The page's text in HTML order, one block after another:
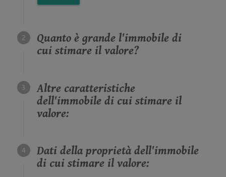
Quanto è grande l'immobile di
cui stimare il valore?
Altre caratteristiche
dell'immobile di cui stimare il
valore:
Dati della proprietà dell'immobile
di cui stimare il valore: